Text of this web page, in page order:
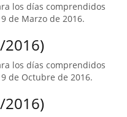
los días comprendidos
de Marzo de 2016.
2016)
los días comprendidos
de Octubre de 2016.
2016)